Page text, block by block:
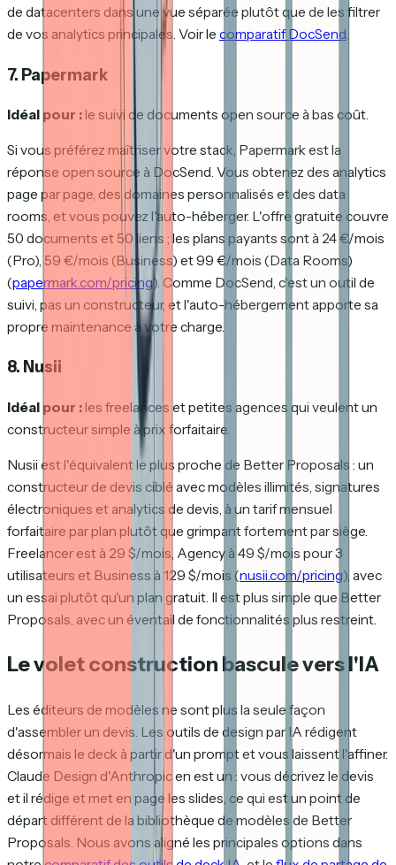
de datacenters dans une vue séparée plutôt que de les filtrer
de vos analytics principales. Voir le comparatif DocSend.
7. Papermark
Idéal pour : le suivi de documents open source à bas coût.
Si vous préférez maîtriser votre stack, Papermark est la
réponse open source à DocSend. Vous obtenez des analytics
page par page, des domaines personnalisés et des data
rooms, et vous pouvez l'auto-héberger. L'offre gratuite couvre
50 documents et 50 liens ; les plans payants sont à 24 €/mois
(Pro), 59 €/mois (Business) et 99 €/mois (Data Rooms)
(papermark.com/pricing). Comme DocSend, c'est un outil de
suivi, pas un constructeur, et l'auto-hébergement apporte sa
propre maintenance à votre charge.
8. Nusii
Idéal pour : les freelances et petites agences qui veulent un
constructeur simple à prix forfaitaire.
Nusii est l'équivalent le plus proche de Better Proposals : un
constructeur de devis ciblé avec modèles illimités, signatures
électroniques et analytics de devis, à un tarif mensuel
forfaitaire par plan plutôt que grimpant fortement par siège.
Freelancer est à 29 $/mois, Agency à 49 $/mois pour 3
utilisateurs et Business à 129 $/mois (nusii.com/pricing), avec
un essai plutôt qu'un plan gratuit. Il est plus simple que Better
Proposals, avec un éventail de fonctionnalités plus restreint.
Le volet construction bascule vers l'IA
Les éditeurs de modèles ne sont plus la seule façon
d'assembler un devis. Les outils de design par IA rédigent
désormais le deck à partir d'un prompt et vous laissent l'affiner.
Claude Design d'Anthropic en est un : vous décrivez le devis
et il rédige et met en page les slides, ce qui est un point de
départ différent de la bibliothèque de modèles de Better
Proposals. Nous avons aligné les principales options dans